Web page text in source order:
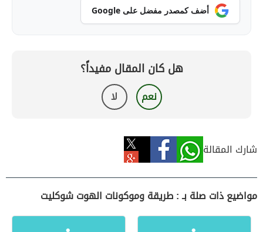
أضف كمصدر مفضل على Google
هل كان المقال مفيداً؟
نعم لا
شارك المقالة
مواضيع ذات صلة بـ : طريقة وموكونات الهوت شوكليت